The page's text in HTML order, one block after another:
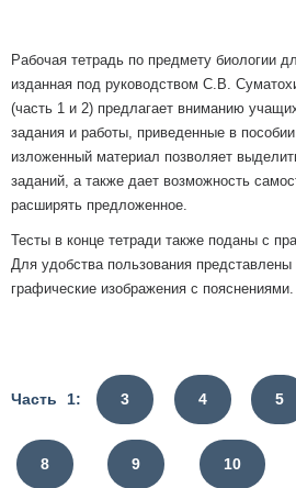
Рабочая тетрадь по предмету биологии
изданная под руководством С.В.
(часть 1 и 2) предлагает вниманию
задания и работы, приведенные в
изложенный материал позволяет
заданий, а также дает возможность
расширять предложенное.
Тесты в конце тетради также поданы с
Для удобства пользования
графические изображения с пояснениями.
Часть 1: 3 4 5
8 9 10